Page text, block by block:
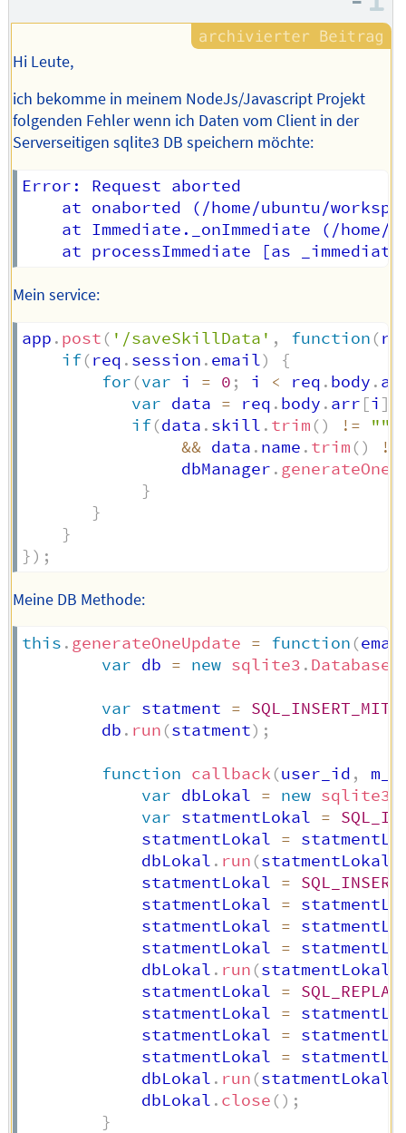
Hi Leute,
ich bekomme in meinem NodeJs/Javascript Projekt
folgenden Fehler wenn ich Daten vom Client in der
Serverseitigen sqlite3 DB speichern möchte:
Error: Request aborted
at onaborted (/home/ubuntu/
at Immediate._onImmediate (/home/
Mein service:
app . post ( '/saveSkillData' , function (
if(req . session . email)
{
for (var i = 0 ; i < req . body .
var data = req . body . arr [i ]
if(data . skill . trim () != ""
&& data . name . trim ()
!=
                dbManager
.
}
}
}
}) ;
Meine DB Methode:
this . generateOneUpdate = function (
var db = new sqlite3 . Database
var statment =
        db
. run (statment) ;
function callback (user_id ,
var dbLokal = new sqlite3
var statmentLokal =
            statmentLokal
=
            dbLokal
. run (statmentLokal
            statmentLokal
=
            statmentLokal
=
            statmentLokal
=
            statmentLokal
=
            dbLokal
. run (statmentLokal
            statmentLokal
=
            statmentLokal
=
            statmentLokal
=
            statmentLokal
=
            dbLokal
. run (statmentLokal
            dbLokal
. close () ;
}